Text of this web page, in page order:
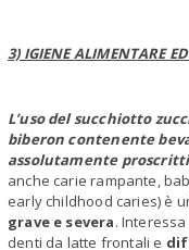
3) IGIENE ALIMENTARE
L’uso del succhiotto
biberon contenente
assolutamente
anche carie rampante,
early childhood caries) è
grave e severa.
denti da latte frontali e